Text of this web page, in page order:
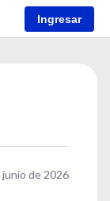
Ingresar
junio de 2026